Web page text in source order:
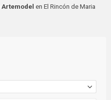
Artemodel en El Rincón de Maria